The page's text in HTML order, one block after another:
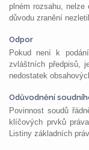
plném rozsahu,
důvodu zranění
Odpor
Pokud není k
zvláštních předpisů,
nedostatek
Odůvodnění
Povinnost soudů
klíčových prvků
Listiny základních